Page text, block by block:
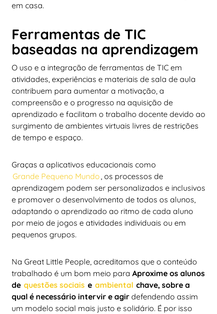
em casa.
Ferramentas de TIC
baseadas na aprendizagem
O uso e a integração de ferramentas de TIC em
atividades, experiências e materiais de sala de aula
contribuem para aumentar a motivação, a
compreensão e o progresso na aquisição de
aprendizado e facilitam o trabalho docente devido ao
surgimento de ambientes virtuais livres de restrições
de tempo e espaço.
Graças a aplicativos educacionais como
Grande Pequeno Mundo, os processos de
aprendizagem podem ser personalizados e inclusivos
e promover o desenvolvimento de todos os alunos,
adaptando o aprendizado ao ritmo de cada aluno
por meio de jogos e atividades individuais ou em
pequenos grupos.
Na Great Little People, acreditamos que o conteúdo
trabalhado é um bom meio para Aproxime os alunos
de questões sociais e ambiental chave, sobre a
qual é necessário intervir e agir defendendo assim
um modelo social mais justo e solidário. É por isso